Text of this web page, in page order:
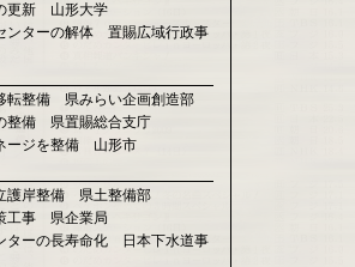
更新 山形大学
ンターの解体 置賜広域行政事
転整備 県みらい企画創造部
整備 県置賜総合支庁
ージを整備 山形市
護岸整備 県土整備部
工事 県企業局
ターの長寿命化 日本下水道事